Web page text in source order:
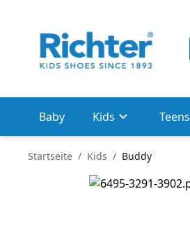
Baby Kids Teens
Startseite Kids Buddy